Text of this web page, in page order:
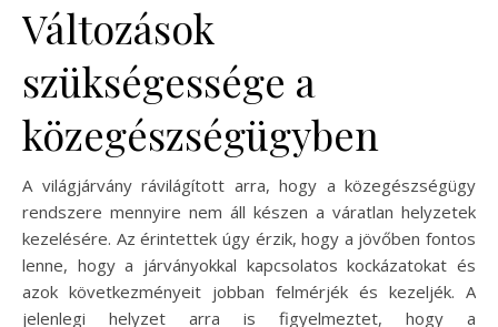
Változások
szükségessége a
közegészségügyben
A világjárvány rávilágított arra, hogy a közegészségügy
rendszere mennyire nem áll készen a váratlan helyzetek
kezelésére. Az érintettek úgy érzik, hogy a jövőben fontos
lenne, hogy a járványokkal kapcsolatos kockázatokat és
azok következményeit jobban felmérjék és kezeljék. A
jelenlegi helyzet arra is figyelmeztet, hogy a